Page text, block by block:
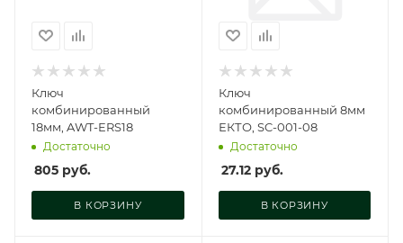
Ключ
комбинированный
18мм, AWT-ERS18
Достаточно
805 руб.
В КОРЗИНУ
Ключ
комбинированный 8мм
ЕКТО, SC-001-08
Достаточно
27.12руб.
В КОРЗИНУ